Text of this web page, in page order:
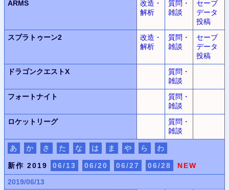
ARMS
改造・
解析
質問・
雑談
セーブ
データ
投稿
スプラトゥーン2
改造・
解析
質問・
雑談
セーブ
データ
投稿
ドラゴンクエストX
質問・
雑談
フォートナイト
質問・
雑談
ロケットリーグ
質問・
雑談
あ か さ た な は ま や ら わ
新作 2019 06/13 06/20 06/27 06/28
NEW
2019/06/13